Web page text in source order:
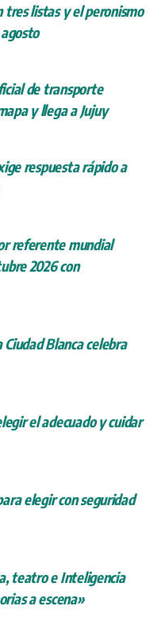
tres listas y el peronismo
de transporte
y llega a Jujuy
respuesta rápido a
referente mundial
2026 con
Blanca celebra
el adecuado y cuidar
elegir con seguridad
teatro e Inteligencia
a escena»